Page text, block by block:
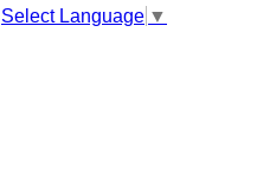
Select Language ▼